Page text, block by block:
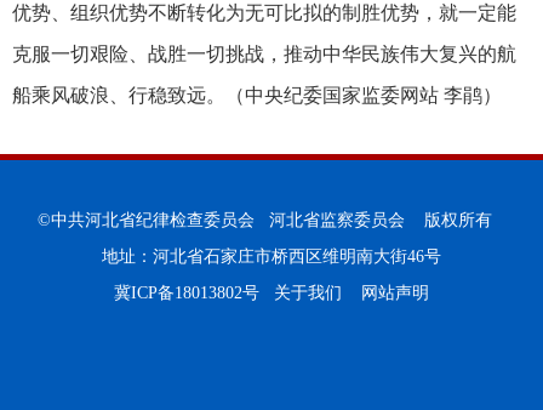
优势、组织优势不断转化为无可比拟的制胜优势，就一定能
克服一切艰险、战胜一切挑战，推动中华民族伟大复兴的航
船乘风破浪、行稳致远。（中央纪委国家监委网站 李鹃）
©中共河北省纪律检查委员会 河北省监察委员会 版权所有
地址：河北省石家庄市桥西区维明南大街46号
冀ICP备18013802号
关于我们 网站声明